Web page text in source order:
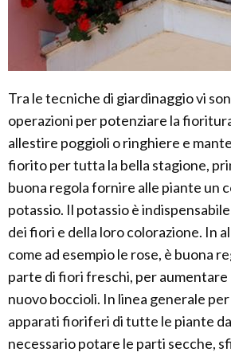
Tra le tecniche di giardinaggio vi
operazioni per potenziare la
allestire poggioli o ringhiere e
fiorito per tutta la bella stagione,
buona regola fornire alle piante un
potassio. Il potassio è
dei fiori e della loro colorazione. In
come ad esempio le rose, è buona
parte di fiori freschi, per aumentare
nuovo boccioli. In linea generale
apparati fioriferi di tutte le piante
necessario potare le parti secche,